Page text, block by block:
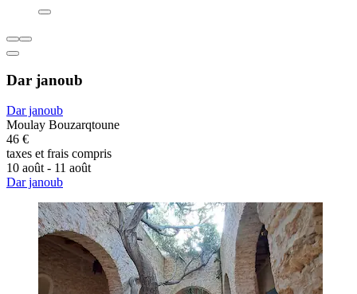
Dar janoub
Dar janoub
Moulay Bouzarqtoune
46 €
taxes et frais compris
10 août - 11 août
Dar janoub